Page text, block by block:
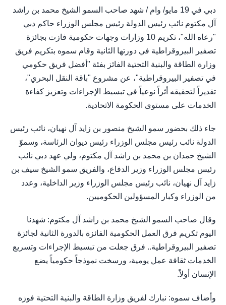
دبي في 19 مايو/ وام / شهد صاحب السمو الشيخ محمد بن راشد
آل مكتوم نائب رئيس الدولة رئيس مجلس الوزراء حاكم دبي
"رعاه الله"، تكريم 10 وزارات وجهات حكومية فازت بجائزة
تصفير البيروقراطية في دورتها الثانية وقام سموه بتكريم فريق
وزارة الطاقة والبنية التحتية الفائز بفئة "أفضل فريق حكومي
في تصفير البيروقراطية"، عن مشروع "باقة النقل البحري"،
تقديراً لتحقيقه أثراً نوعياً في تبسيط الإجراءات وتعزيز كفاءة
الخدمات على مستوى الحكومة الاتحادية.
جاء ذلك بحضور سمو الشيخ منصور بن زايد آل نهيان، نائب رئيس
الدولة نائب رئيس مجلس الوزراء رئيس ديوان الرئاسة، وسموّ
الشيخ حمدان بن محمد بن راشد آل مكتوم، ولي عهد دبي نائب
رئيس مجلس الوزراء وزير الدفاع، والفريق سمو الشيخ سيف بن
زايد آل نهيان، نائب رئيس مجلس الوزراء وزير الداخلية، وعدد
من الوزراء وكبار المسؤولين الحكوميين.
وقال صاحب السمو الشيخ محمد بن راشد آل مكتوم: شهدنا
اليوم تكريم فرق العمل الحكومية الفائزة بالدورة الثانية لجائزة
تصفير البيروقراطية.. فرق جعلت من تبسيط الإجراءات وتسريع
الخدمات ثقافة عمل يومية، ورسخت نموذجاً حكومياً يضع
الإنسان أولاً.
وأضاف سموه: نبارك لفريق وزارة الطاقة والبنية التحتية فوزه